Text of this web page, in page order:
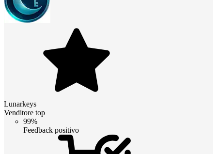
Lunarkeys
Venditore top
99%
Feedback positivo